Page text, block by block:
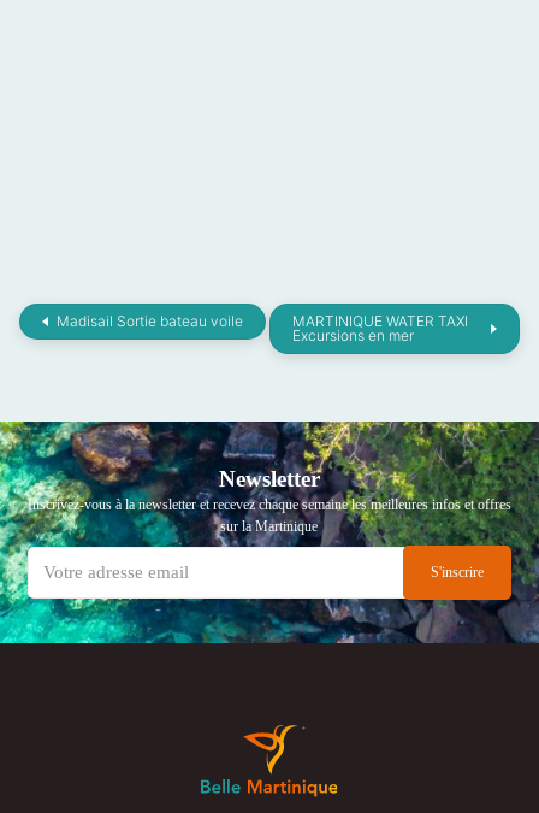
Madisail Sortie bateau voile
MARTINIQUE WATER TAXI
Excursions en mer
Newsletter
Inscrivez-vous à la newsletter et recevez chaque semaine les meilleures infos et offres
sur la Martinique